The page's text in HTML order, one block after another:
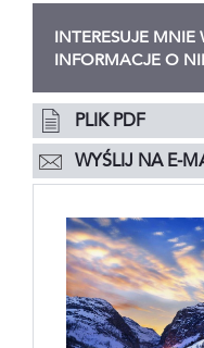
INTERESUJE MNIE
INFORMACJE O
PLIK PDF
WYŚLIJ NA E-